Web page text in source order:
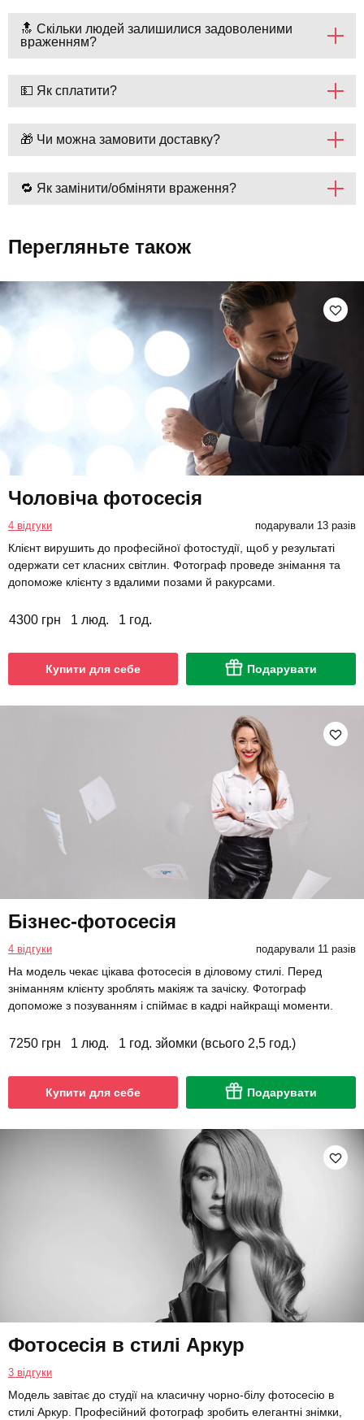
🔝 Скільки людей залишилися задоволеними
враженням?
💵 Як сплатити?
🎁 Чи можна замовити доставку?
🔁 Як замінити/обміняти враження?
Перегляньте також
Чоловіча фотосесія
4 відгуки подарували 13 разів
Клієнт вирушить до професійної фотостудії, щоб у результаті
одержати сет класних світлин. Фотограф проведе знімання та
допоможе клієнту з вдалими позами й ракурсами.
4300 грн 1 люд. 1 год.
Купити для себе Подарувати
Бізнес-фотосесія
4 відгуки подарували 11 разів
На модель чекає цікава фотосесія в діловому стилі. Перед
зніманням клієнту зроблять макіяж та зачіску. Фотограф
допоможе з позуванням і спіймає в кадрі найкращі моменти.
7250 грн 1 люд. 1 год. зйомки (всього 2,5 год.)
Купити для себе Подарувати
Фотосесія в стилі Аркур
3 відгуки
Модель завітає до студії на класичну чорно-білу фотосесію в
стилі Аркур. Професійний фотограф зробить елегантні знімки,